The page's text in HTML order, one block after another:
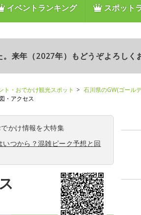
イベントランキング スポット
来年（2027年）もどうぞよろしく
ト・おでかけ観光スポット
石川県のGW(ゴール
・アクセス
かけ情報を大特集
つから？混雑ピーク予想と回